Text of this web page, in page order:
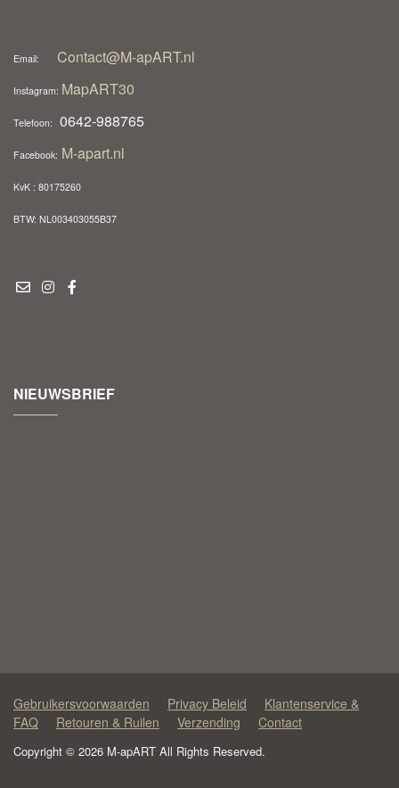
Email: Contact@M-apART.nl
Instagram: MapART30
Telefoon: 0642-988765
Facebook: M-apart.nl
KvK : 80175260
BTW: NL003403055B37
NIEUWSBRIEF
Gebruikersvoorwaarden Privacy Beleid
Klantenservice &
FAQ
Retouren & Ruilen Verzending Contact
Copyright © 2026 M-apART All Rights Reserved.